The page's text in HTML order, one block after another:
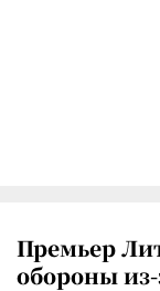
Премьер
обороны из-